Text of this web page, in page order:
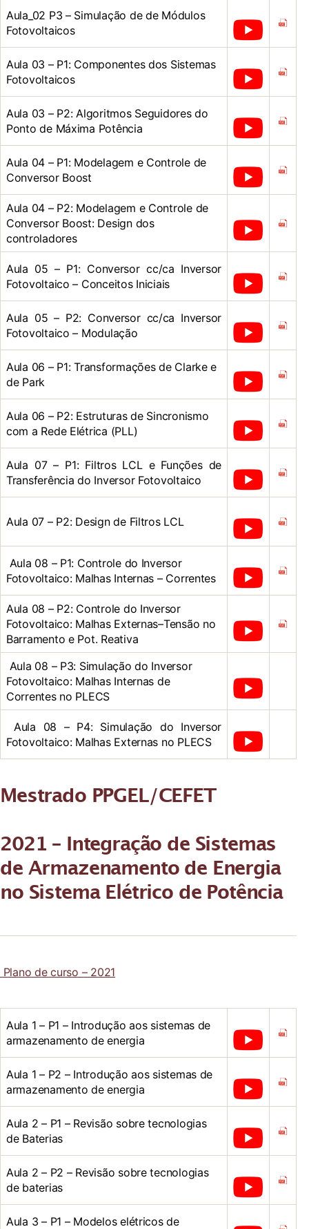
Aula_02 P3 – Simulação de de Módulos
Fotovoltaicos
Aula 03 – P1: Componentes dos Sistemas
Fotovoltaicos
Aula 03 – P2: Algoritmos Seguidores do
Ponto de Máxima Potência
Aula 04 – P1: Modelagem e Controle de
Conversor Boost
Aula 04 – P2: Modelagem e Controle de
Conversor Boost: Design dos
controladores
Aula 05 – P1: Conversor cc/ca Inversor
Fotovoltaico – Conceitos Iniciais
Aula 05 – P2: Conversor cc/ca Inversor
Fotovoltaico – Modulação
Aula 06 – P1: Transformações de Clarke e
de Park
Aula 06 – P2: Estruturas de Sincronismo
com a Rede Elétrica (PLL)
Aula 07 – P1: Filtros LCL e Funções de
Transferência do Inversor Fotovoltaico
Aula 07 – P2: Design de Filtros LCL
Aula 08 – P1: Controle do Inversor
Fotovoltaico: Malhas Internas – Correntes
Aula 08 – P2: Controle do Inversor
Fotovoltaico: Malhas Externas–Tensão no
Barramento e Pot. Reativa
Aula 08 – P3: Simulação do Inversor
Fotovoltaico: Malhas Internas de
Correntes no PLECS
Aula 08 – P4: Simulação do Inversor
Fotovoltaico: Malhas Externas no PLECS
Mestrado PPGEL/CEFET
2021 – Integração de Sistemas
de Armazenamento de Energia
no Sistema Elétrico de Potência
Plano de curso – 2021
Aula 1 – P1 – Introdução aos sistemas de
armazenamento de energia
Aula 1 – P2 – Introdução aos sistemas de
armazenamento de energia
Aula 2 – P1 – Revisão sobre tecnologias
de Baterias
Aula 2 – P2 – Revisão sobre tecnologias
de baterias
Aula 3 – P1 – Modelos elétricos de